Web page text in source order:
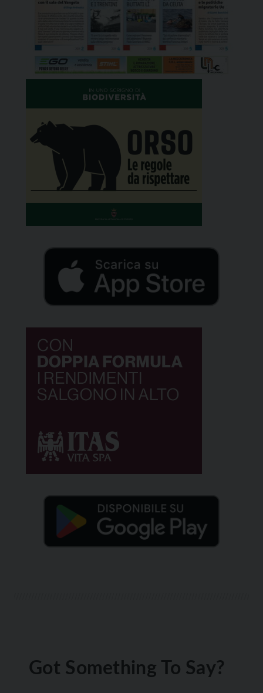
Got Something To Say?